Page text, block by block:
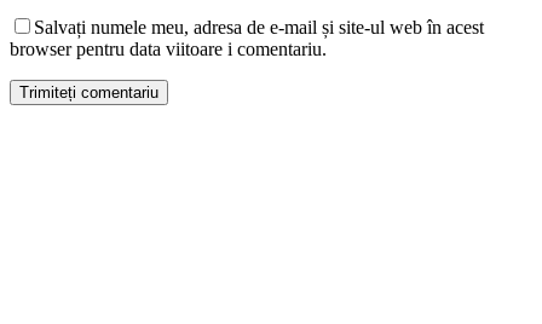
Salvați numele meu, adresa de e-mail și site-ul web în acest
browser pentru data viitoare i comentariu.